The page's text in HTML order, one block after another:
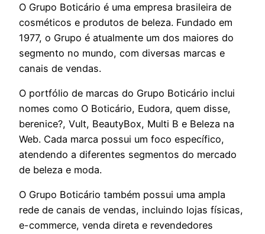
O Grupo Boticário é uma empresa brasileira de
cosméticos e produtos de beleza. Fundado em
1977, o Grupo é atualmente um dos maiores do
segmento no mundo, com diversas marcas e
canais de vendas.
O portfólio de marcas do Grupo Boticário inclui
nomes como O Boticário, Eudora, quem disse,
berenice?, Vult, BeautyBox, Multi B e Beleza na
Web. Cada marca possui um foco específico,
atendendo a diferentes segmentos do mercado
de beleza e moda.
O Grupo Boticário também possui uma ampla
rede de canais de vendas, incluindo lojas físicas,
e-commerce, venda direta e revendedores